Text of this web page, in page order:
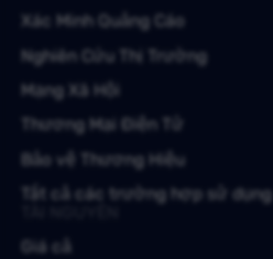
Xác Minh Quảng Cáo
Nghiên Cứu Thị Trường
Mạng Xã Hội
Thương Mại Điện Tử
Bảo vệ Thương Hiệu
Tất cả các trường hợp sử dụng
Giá cả